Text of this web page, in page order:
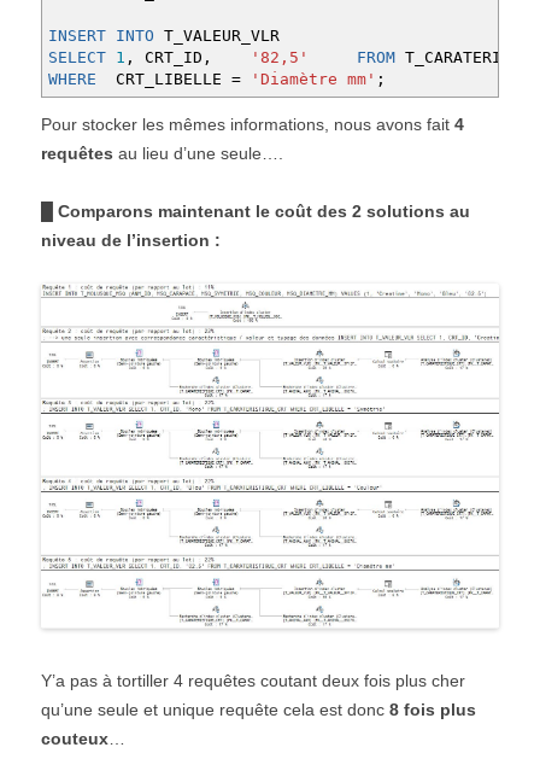
INSERT INTO T_VALEUR_VLR
SELECT 1 , CRT_ID , '82,5' FROM
WHERE CRT_LIBELLE = 'Diamètre mm' ;
Pour stocker les mêmes informations, nous avons fait 4
requêtes au lieu d’une seule….
█ Comparons maintenant le coût des 2 solutions au
niveau de l’insertion :
Y’a pas à tortiller 4 requêtes coutant deux fois plus cher
qu’une seule et unique requête cela est donc 8 fois plus
couteux…